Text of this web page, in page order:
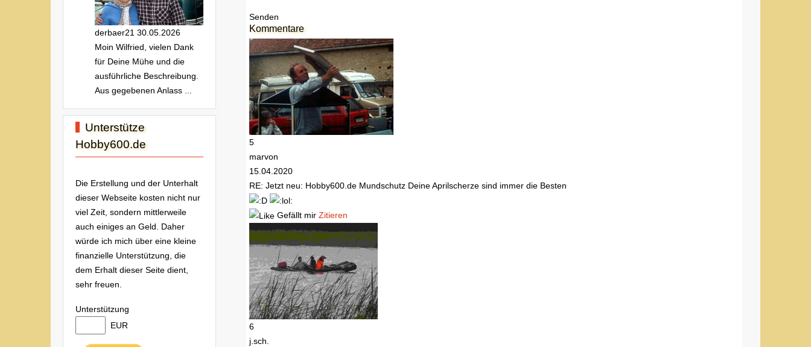
derbaer21 30.05.2026
Moin Wilfried, vielen Dank
für Deine Mühe und die
ausführliche Beschreibung.
Aus gegebenen Anlass ...
Unterstütze
Hobby600.de
Die Erstellung und der Unterhalt
dieser Webseite kosten nicht nur
viel Zeit, sondern mittlerweile
auch einiges an Geld. Daher
würde ich mich über eine kleine
finanzielle Unterstützung, die
dem Erhalt dieser Seite dient,
sehr freuen.
Unterstützung
EUR
Senden
Kommentare
5
marvon
15.04.2020
RE: Jetzt neu: Hobby600.de Mundschutz Deine Aprilscherze sind immer die Besten
Gefällt mir Zitieren
6
j.sch.